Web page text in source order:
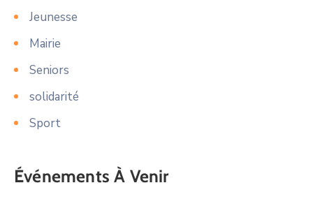
Jeunesse
Mairie
Seniors
solidarité
Sport
Événements À Venir